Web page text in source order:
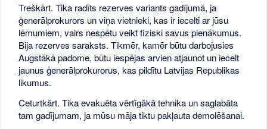
Treškārt. Tika radīts rezerves variants gadījumā, ja
ģenerālprokurors un viņa vietnieki, kas ir iecelti ar jūsu
lēmumiem, vairs nespētu veikt fiziski savus pienākumus.
Bija rezerves saraksts. Tikmēr, kamēr būtu darbojusies
Augstākā padome, būtu iespējas arvien atjaunot un iecelt
jaunus ģenerālprokurorus, kas pildītu Latvijas Republikas
likumus.
Ceturtkārt. Tika evakuēta vērtīgākā tehnika un saglabāta
tam gadījumam, ja mūsu māja tiktu pakļauta demolēšanai.